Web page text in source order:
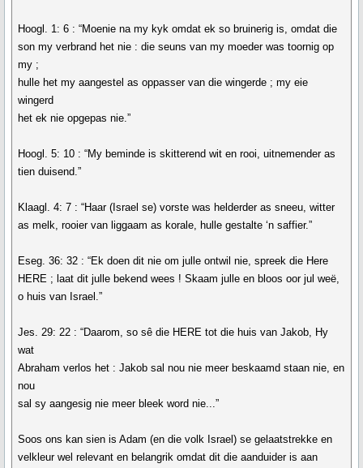
Hoogl. 1: 6 : “Moenie na my kyk omdat ek so bruinerig is, omdat die
son my verbrand het nie : die seuns van my moeder was toornig op
my ;
hulle het my aangestel as oppasser van die wingerde ; my eie
wingerd
het ek nie opgepas nie.”
Hoogl. 5: 10 : “My beminde is skitterend wit en rooi, uitnemender as
tien duisend.”
Klaagl. 4: 7 : “Haar (Israel se) vorste was helderder as sneeu, witter
as melk, rooier van liggaam as korale, hulle gestalte ‘n saffier.”
Eseg. 36: 32 : “Ek doen dit nie om julle ontwil nie, spreek die Here
HERE ; laat dit julle bekend wees ! Skaam julle en bloos oor jul weë,
o huis van Israel.”
Jes. 29: 22 : “Daarom, so sê die HERE tot die huis van Jakob, Hy
wat
Abraham verlos het : Jakob sal nou nie meer beskaamd staan nie, en
nou
sal sy aangesig nie meer bleek word nie...”
Soos ons kan sien is Adam (en die volk Israel) se gelaatstrekke en
velkleur wel relevant en belangrik omdat dit die aanduider is aan